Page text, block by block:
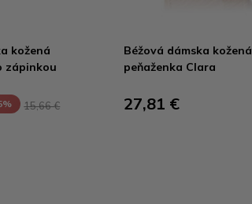
kožená
zápinkou
15,66 €
Béžová dámska kožená
peňaženka Clara
27,81 €